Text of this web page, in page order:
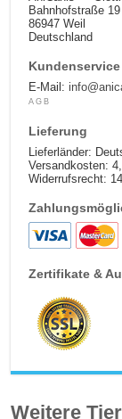
Bahnhofstraße 19
86947 Weil
Deutschland
Kundenservice
E-Mail:
AGB
Lieferung
Lieferländer:
Versandkosten:
Widerrufsrecht:
Zertifikate &
Weitere